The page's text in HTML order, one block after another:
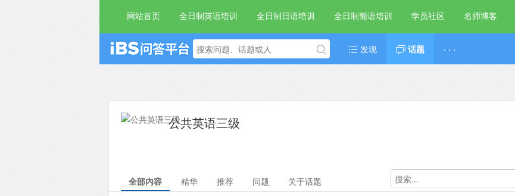
网站首页 全日制英语培训 全日制日语培训 全日制葡语培训 学员社区 名师博客
发现 话题 · · ·
公共英语三级
全部内容 精华 推荐 问题 关于话题